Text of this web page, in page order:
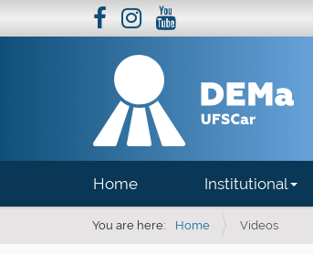
Home Institutional
You are here: Home Videos